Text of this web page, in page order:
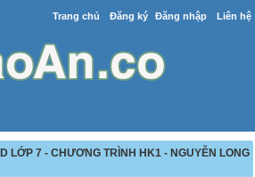
Trang chủ Đăng ký Đăng nhập Liên hệ
LỚP 7 - CHƯƠNG TRÌNH HK1 - NGUYỄN LONG